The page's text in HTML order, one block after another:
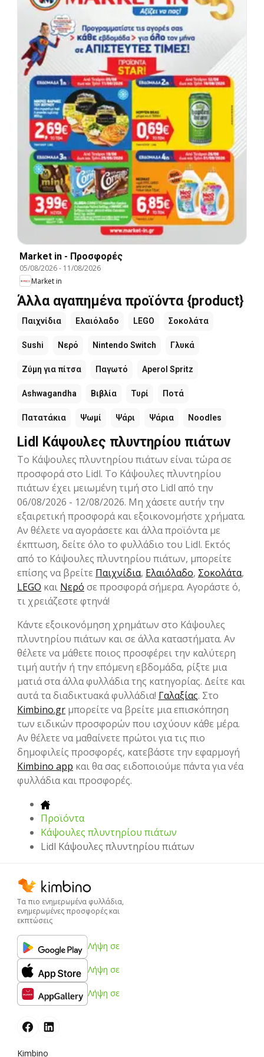
Market in - Προσφορές
05/08/2026- 11/08/2026
Market in
Άλλα αγαπημένα προϊόντα {product}
Παιχνίδια Ελαιόλαδο LEGO Σοκολάτα
Sushi Νερό Nintendo Switch Γλυκά
Ζύμη για πίτσα Παγωτό Aperol Spritz
Ashwagandha Βιβλία Τυρί Ποτά
Πατατάκια Ψωμί Ψάρι Ψάρια Noodles
Lidl Κάψουλες πλυντηρίου πιάτων
Το Κάψουλες πλυντηρίου πιάτων είναι τώρα σε
προσφορά στο Lidl. Το Κάψουλες πλυντηρίου
πιάτων έχει μειωμένη τιμή στο Lidl από την
06/08/2026 - 12/08/2026. Μη χάσετε αυτήν την
εξαιρετική προσφορά και εξοικονομήστε χρήματα.
Αν θέλετε να αγοράσετε και άλλα προϊόντα με
έκπτωση, δείτε όλο το φυλλάδιο του Lidl. Εκτός
από το Κάψουλες πλυντηρίου πιάτων, μπορείτε
επίσης να βρείτε Παιχνίδια, Ελαιόλαδο, Σοκολάτα,
LEGO και Νερό σε προσφορά σήμερα. Αγοράστε ό,
τι χρειάζεστε φτηνά!
Κάντε εξοικονόμηση χρημάτων στο Κάψουλες
πλυντηρίου πιάτων και σε άλλα καταστήματα. Αν
θέλετε να μάθετε ποιος προσφέρει την καλύτερη
τιμή αυτήν ή την επόμενη εβδομάδα, ρίξτε μια
ματιά στα άλλα φυλλάδια της κατηγορίας. Δείτε και
αυτά τα διαδικτυακά φυλλάδια! Γαλαξίας. Στο
Kimbino.gr μπορείτε να βρείτε μια επισκόπηση
των ειδικών προσφορών που ισχύουν κάθε μέρα.
Αν θέλετε να μαθαίνετε πρώτοι για τις πιο
δημοφιλείς προσφορές, κατεβάστε την εφαρμογή
Kimbino app και θα σας ειδοποιούμε πάντα για νέα
φυλλάδια και προσφορές.
Προϊόντα
Κάψουλες πλυντηρίου πιάτων
Lidl Κάψουλες πλυντηρίου πιάτων
Τα πιο ενημερωμένα φυλλάδια,
ενημερωμένες προσφορές και
εκπτώσεις
Λήψη σε
Λήψη σε
Λήψη σε
Kimbino